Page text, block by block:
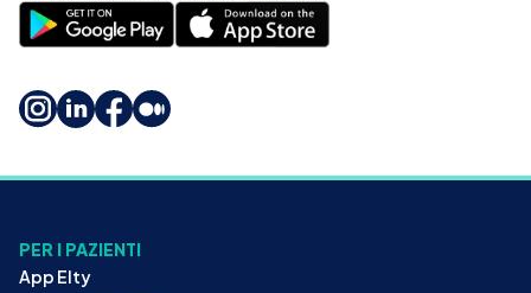
PER I PAZIENTI
App Elty